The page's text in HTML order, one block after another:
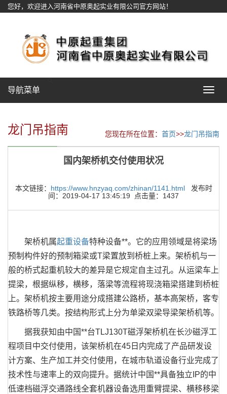
您好，欢迎进入河南省中原奥起实业有限公司官方网站！
Toggle
导航菜单
龙门吊指南 您现在所在位置： 首页>>龙门吊指南
国内架桥机交付使用状况
本文链接： https://www.hnzyaq.com/zhinan/1141.html发布时
间：2019-04-17 13:45:19 点击量：1437
架桥机属起重设备特种设备**。它的应用领域是将梁场
预制构件好的预制箱梁或T梁置放到桥桩上来。架桥机与一
般的桥式起重机较大的差异是它规定自主过孔。从运梁车上
提梁，根据纵移，横移，落梁等流程将现浇箱梁搭建到桥桩
上。架桥机按主要用途分成搭建公路桥，基本高架桥，客专
铁路桥等几类。按结构形式上分为单梁双梁导梁架桥机等。
据我获知由中国**台TLJ130T磁浮架桥机在长沙磁浮工
程项目中交付使用，该架桥机在45日内完成了产品研发设
计方案、生产加工并交付使用，在城市轨道设备行业完成了
技术性与速率上的双向提升。据统计中国**具备独立IP的中
低速档磁浮交通路线全套机器设备选用重臂提梁、横移移梁